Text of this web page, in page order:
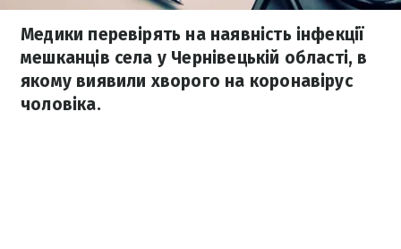
Медики перевірять на наявність інфекції
мешканців села у Чернівецькій області, в
якому виявили хворого на коронавірус
чоловіка.